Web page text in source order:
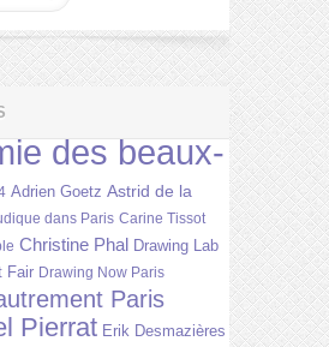
des beaux-
Adrien Goetz Astrid de la
dans Paris Carine Tissot
Christine Phal Drawing Lab
Fair Drawing Now Paris
Paris
Pierrat Erik Desmazières